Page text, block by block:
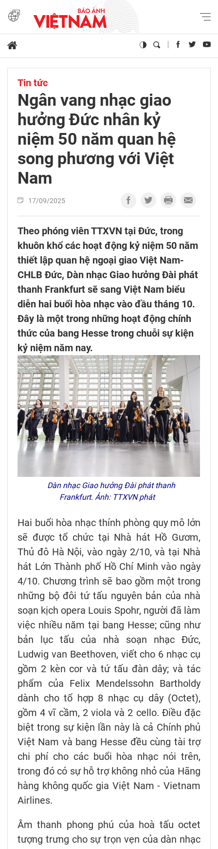
Tin tức
Ngân vang nhạc giao
hưởng Đức nhân kỷ
niệm 50 năm quan hệ
song phương với Việt
Nam
17/09/2025
Theo phóng viên TTXVN tại Đức, trong
khuôn khổ các hoạt động kỷ niệm 50 năm
thiết lập quan hệ ngoại giao Việt Nam-
CHLB Đức, Dàn nhạc Giao hưởng Đài phát
thanh Frankfurt sẽ sang Việt Nam biểu
diễn hai buổi hòa nhạc vào đầu tháng 10.
Đây là một trong những hoạt động chính
thức của bang Hesse trong chuỗi sự kiện
kỷ niệm năm nay.
Dàn nhạc Giao hưởng Đài phát thanh
Frankfurt. Ảnh: TTXVN phát
Hai buổi hòa nhạc thính phòng quy mô lớn
sẽ được tổ chức tại Nhà hát Hồ Gươm,
Thủ đô Hà Nội, vào ngày 2/10, và tại Nhà
hát Lớn Thành phố Hồ Chí Minh vào ngày
4/10. Chương trình sẽ bao gồm một trong
những bộ đôi tứ tấu nguyên bản của nhà
soạn kịch opera Louis Spohr, người đã làm
việc nhiều năm tại bang Hesse; cũng như
bản lục tấu của nhà soạn nhạc Đức,
Ludwig van Beethoven, viết cho 6 nhạc cụ
gồm 2 kèn cor và tứ tấu đàn dây; và tác
phẩm của Felix Mendelssohn Bartholdy
dành cho tổ hợp 8 nhạc cụ dây (Octet),
gồm 4 vĩ cầm, 2 viola và 2 cello. Điều đặc
biệt trong sự kiện lần này là cả Chính phủ
Việt Nam và bang Hesse đều cùng tài trợ
chi phí cho các buổi hòa nhạc nói trên,
trong đó có sự hỗ trợ không nhỏ của Hãng
hàng không quốc gia Việt Nam - Vietnam
Airlines.
Âm thanh phong phú của hoà tấu octet
tượng trưng cho sự trọn vẹn của dàn nhạc